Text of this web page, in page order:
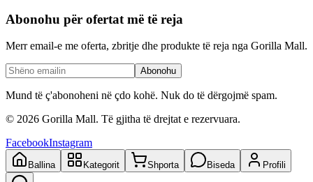
Abonohu për ofertat më të reja
Merr email-e me oferta, zbritje dhe produkte të reja nga Gorilla Mall.
Abonohu
Mund të ç'abonoheni në çdo kohë. Nuk do të dërgojmë spam.
© 2026 Gorilla Mall. Të gjitha të drejtat e rezervuara.
FacebookInstagram
Ballina Kategorit Shporta Biseda Profili